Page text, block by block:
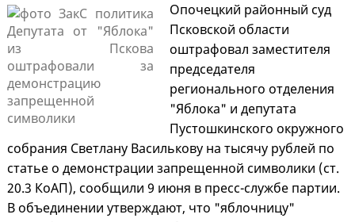
Опочецкий районный суд
Псковской области
оштрафовал заместителя
председателя
регионального отделения
"Яблока" и депутата
Пустошкинского окружного
собрания Светлану Василькову на тысячу рублей по
статье о демонстрации запрещенной символики (ст.
20.3 КоАП), сообщили 9 июня в пресс-службе партии.
В объединении утверждают, что "яблочницу"